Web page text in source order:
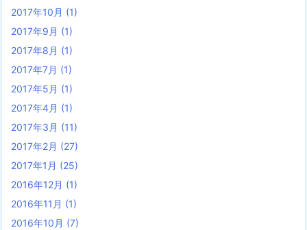
2017年10月 (1)
2017年9月 (1)
2017年8月 (1)
2017年7月 (1)
2017年5月 (1)
2017年4月 (1)
2017年3月 (11)
2017年2月 (27)
2017年1月 (25)
2016年12月 (1)
2016年11月 (1)
2016年10月 (7)